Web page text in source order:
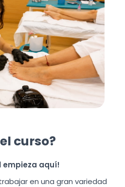
curso?
empieza aquí!
en una gran variedad